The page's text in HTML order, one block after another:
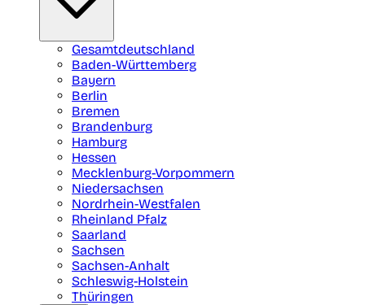
Gesamtdeutschland
Baden-Württemberg
Bayern
Berlin
Bremen
Brandenburg
Hamburg
Hessen
Mecklenburg-Vorpommern
Niedersachsen
Nordrhein-Westfalen
Rheinland Pfalz
Saarland
Sachsen
Sachsen-Anhalt
Schleswig-Holstein
Thüringen